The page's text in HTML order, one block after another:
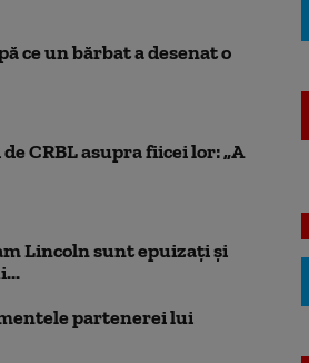
ce un bărbat a desenat o
CRBL asupra fiicei lor: „A
Lincoln sunt epuizați și
partenerei lui